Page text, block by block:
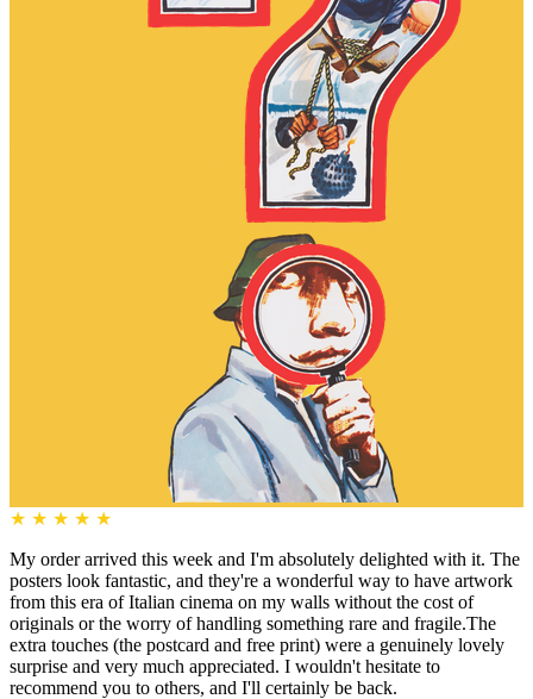
★ ★ ★ ★ ★
My order arrived this week and I'm absolutely delighted with it. The
posters look fantastic, and they're a wonderful way to have artwork
from this era of Italian cinema on my walls without the cost of
originals or the worry of handling something rare and fragile.The
extra touches (the postcard and free print) were a genuinely lovely
surprise and very much appreciated. I wouldn't hesitate to
recommend you to others, and I'll certainly be back.